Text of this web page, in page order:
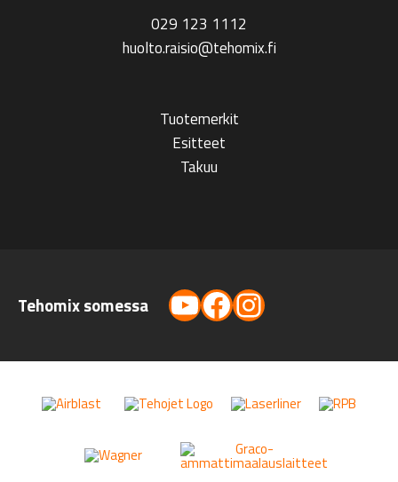
029 123 1112
huolto.raisio@tehomix.fi
Tuotemerkit
Esitteet
Takuu
Tehomix somessa YouTube
Facebook
Instagram